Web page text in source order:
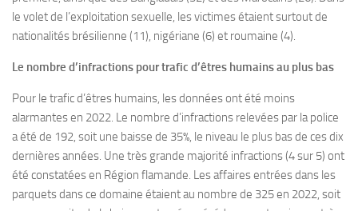
le volet de l’exploitation sexuelle, les victimes étaient surtout de
nationalités brésilienne (11), nigériane (6) et roumaine (4).
Le nombre d’infractions pour trafic d’êtres humains au plus bas
Pour le trafic d’êtres humains, les données ont été moins
alarmantes en 2022. Le nombre d’infractions relevées par la police
a été de 192, soit une baisse de 35%, le niveau le plus bas de ces dix
dernières années. Une très grande majorité infractions (4 sur 5) ont
été constatées en Région flamande. Les affaires entrées dans les
parquets dans ce domaine étaient au nombre de 325 en 2022, soit